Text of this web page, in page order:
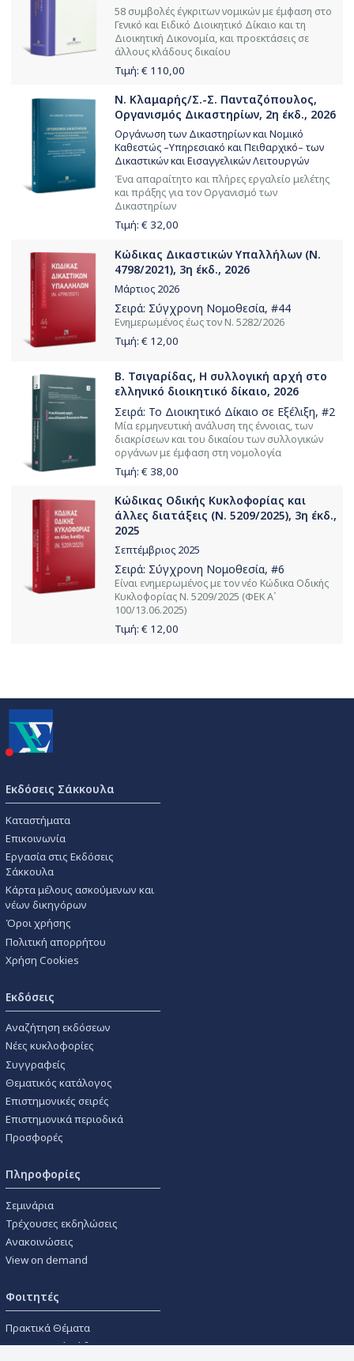
58 συμβολές έγκριτων νομικών με έμφαση στο
Γενικό και Ειδικό Διοικητικό Δίκαιο και τη
Διοικητική Δικονομία, και προεκτάσεις σε
άλλους κλάδους δικαίου
Τιμή: € 110,00
Ν. Κλαμαρής/Σ.-Σ. Πανταζόπουλος,
Οργανισμός Δικαστηρίων, 2η έκδ., 2026
Οργάνωση των Δικαστηρίων και Νομικό
Καθεστώς –Υπηρεσιακό και Πειθαρχικό– των
Δικαστικών και Εισαγγελικών Λειτουργών
Ένα απαραίτητο και πλήρες εργαλείο μελέτης
και πράξης για τον Οργανισμό των
Δικαστηρίων
Τιμή: € 32,00
Κώδικας Δικαστικών Υπαλλήλων (Ν.
4798/2021), 3η έκδ., 2026
Μάρτιος 2026
Σειρά: Σύγχρονη Νομοθεσία, #44
Ενημερωμένος έως τον Ν. 5282/2026
Τιμή: € 12,00
Β. Τσιγαρίδας, Η συλλογική αρχή στο
ελληνικό διοικητικό δίκαιο, 2026
Σειρά: Το Διοικητικό Δίκαιο σε Εξέλιξη, #2
Μία ερμηνευτική ανάλυση της έννοιας, των
διακρίσεων και του δικαίου των συλλογικών
οργάνων με έμφαση στη νομολογία
Τιμή: € 38,00
Κώδικας Οδικής Κυκλοφορίας και
άλλες διατάξεις (Ν. 5209/2025), 3η έκδ.,
2025
Σεπτέμβριος 2025
Σειρά: Σύγχρονη Νομοθεσία, #6
Είναι ενημερωμένος με τον νέο Κώδικα Οδικής
Κυκλοφορίας Ν. 5209/2025 (ΦΕΚ Α΄
100/13.06.2025)
Τιμή: € 12,00
Εκδόσεις Σάκκουλα
Καταστήματα
Επικοινωνία
Εργασία στις Εκδόσεις
Σάκκουλα
Κάρτα μέλους ασκούμενων και
νέων δικηγόρων
Όροι χρήσης
Πολιτική απορρήτου
Χρήση Cookies
Εκδόσεις
Αναζήτηση εκδόσεων
Νέες κυκλοφορίες
Συγγραφείς
Θεματικός κατάλογος
Επιστημονικές σειρές
Επιστημονικά περιοδικά
Προσφορές
Πληροφορίες
Σεμινάρια
Τρέχουσες εκδηλώσεις
Ανακοινώσεις
View on demand
Φοιτητές
Πρακτικά Θέματα
Οικονομικοί Κώδικες